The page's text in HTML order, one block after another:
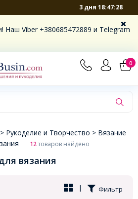
3 дня 18:47:28
Наш Viber +380685472889 и Telegram
0
×
Рукоделие и Творчество > Вязание
12товаров найдено
вязания
Фильтр
|